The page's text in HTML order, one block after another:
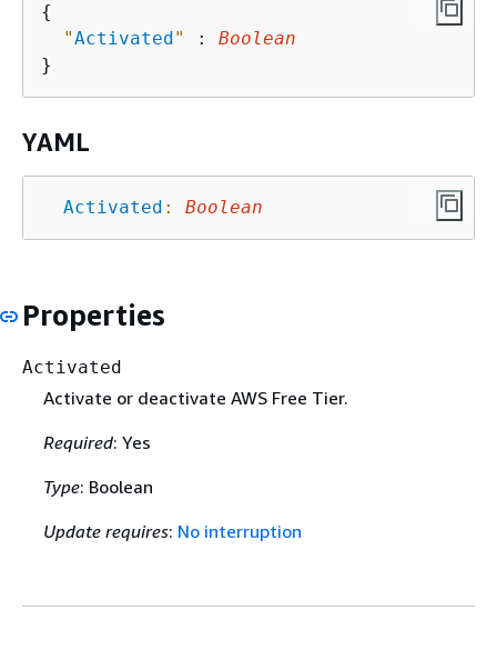
{
"Activated" : Boolean
YAML
Activated : Boolean
Properties
Activated
Activate or deactivate AWS Free Tier.
Required: Yes
Type: Boolean
Update requires: No interruption